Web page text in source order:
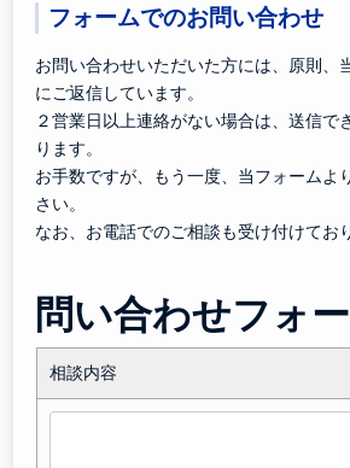
フォームでのお問い合わせ
お問い合わせいただいた方には、原則、
にご返信しています。
２営業日以上連絡がない場合は、送信で
ります。
お手数ですが、もう一度、当フォームよ
さい。
なお、お電話でのご相談も受け付けてお
問い合わせフォ
相談内容